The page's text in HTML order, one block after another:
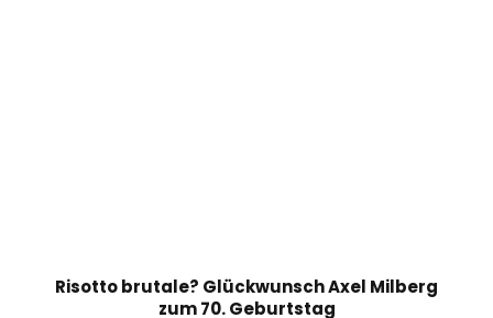
Risotto brutale? Glückwunsch Axel Milberg
zum 70. Geburtstag